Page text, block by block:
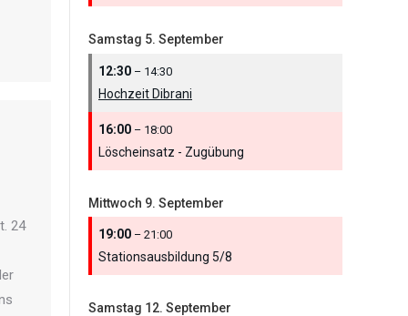
24
Samstag 5. September
12:30 – 14:30
Hochzeit Dibrani
16:00 – 18:00
Löscheinsatz - Zugübung
Mittwoch 9. September
19:00 – 21:00
Stationsausbildung 5/8
Samstag 12. September